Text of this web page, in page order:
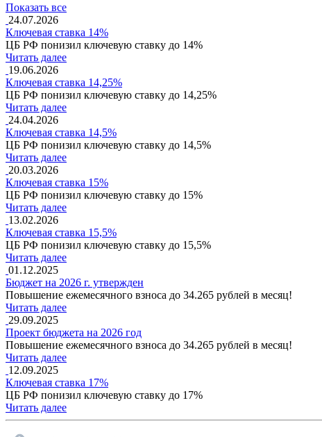
Показать все
24.07.2026
Ключевая ставка 14%
ЦБ РФ понизил ключевую ставку до 14%
Читать далее
19.06.2026
Ключевая ставка 14,25%
ЦБ РФ понизил ключевую ставку до 14,25%
Читать далее
24.04.2026
Ключевая ставка 14,5%
ЦБ РФ понизил ключевую ставку до 14,5%
Читать далее
20.03.2026
Ключевая ставка 15%
ЦБ РФ понизил ключевую ставку до 15%
Читать далее
13.02.2026
Ключевая ставка 15,5%
ЦБ РФ понизил ключевую ставку до 15,5%
Читать далее
01.12.2025
Бюджет на 2026 г. утвержден
Повышение ежемесячного взноса до 34.265 рублей в месяц!
Читать далее
29.09.2025
Проект бюджета на 2026 год
Повышение ежемесячного взноса до 34.265 рублей в месяц!
Читать далее
12.09.2025
Ключевая ставка 17%
ЦБ РФ понизил ключевую ставку до 17%
Читать далее